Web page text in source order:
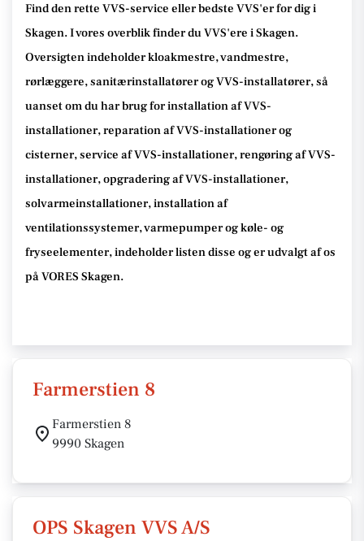
Find den rette VVS-service eller bedste VVS'er for dig i
Skagen. I vores overblik finder du VVS'ere i Skagen.
Oversigten indeholder kloakmestre, vandmestre,
rørlæggere, sanitærinstallatører og VVS-installatører, så
uanset om du har brug for installation af VVS-
installationer, reparation af VVS-installationer og
cisterner, service af VVS-installationer, rengøring af VVS-
installationer, opgradering af VVS-installationer,
solvarmeinstallationer, installation af
ventilationssystemer, varmepumper og køle- og
fryseelementer, indeholder listen disse og er udvalgt af os
på VORES Skagen.
Farmerstien 8
Farmerstien 8
9990 Skagen
OPS Skagen VVS A/S